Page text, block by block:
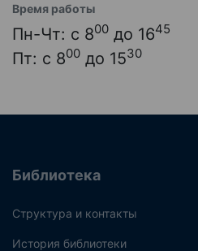
Время работы
Пн-Чт: с 800 до 1645
Пт: с 800 до 1530
Библиотека
Структура и контакты
История библиотеки